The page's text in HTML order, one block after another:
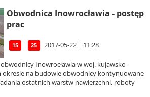
Obwodnica Inowrocławia - postęp
prac
15 25 2017-05-22 | 11:28
Inowrocławia w woj. kujawsko-
na budowie obwodnicy kontynuowane
ostatnich warstw nawierzchni, roboty